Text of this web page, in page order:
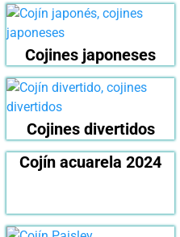
Cojines japoneses
Cojines divertidos
Cojín acuarela 2024